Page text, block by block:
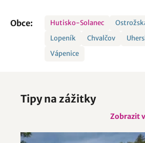
Obce: Hutisko-Solanec
Lopeník
Chvalčov
Vápenice
Tipy na zážitky
Zobrazit